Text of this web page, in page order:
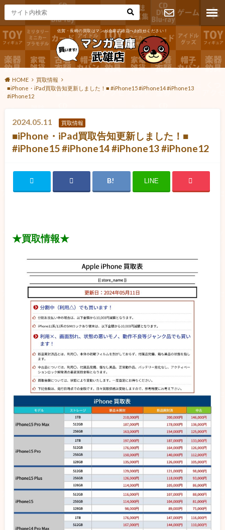
佐賀・長崎の買取はマンガ倉庫武雄店へお任せください！
お問い合わ
せ
HOME
買取情報
■iPhone・iPad買取告知更新しました！■ #iPhone15 #iPhone14 #iPhone13
#iPhone12
2024.05.11 買取情報
■iPhone・iPad買取告知更新しました！■
#iPhone15 #iPhone14 #iPhone13 #iPhone12
LINE
★買取情報★